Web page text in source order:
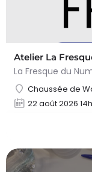
Atelier La
Chaussée de
22 août 2026